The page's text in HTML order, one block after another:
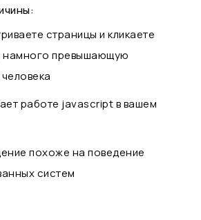
страницы и кликаете
намного превышающую
работе javascript в вашем
похоже на поведение
систем